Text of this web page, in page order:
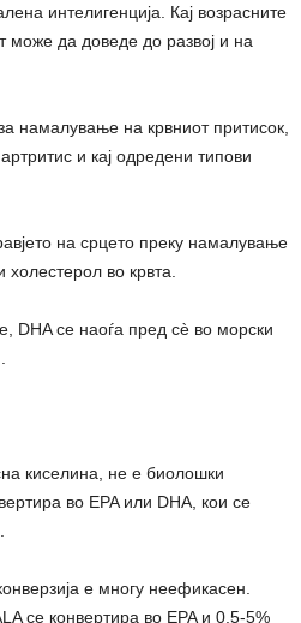
интелигенција. Кај возрасните
може да доведе до развој и на
намалување на крвниот притисок,
и кај одредени типови
на срцето преку намалување
во крвта.
DHA се наоѓа пред сè во морски
киселина, не е биолошки
во EPA или DHA, кои се
е многу неефикасен.
се конвертира во EPA и 0.5-5%